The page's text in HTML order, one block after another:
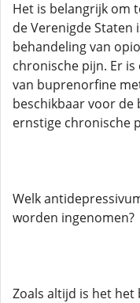
Het is belangrijk om
de Verenigde Staten
behandeling van
chronische pijn. Er
van buprenorfine
beschikbaar voor
ernstige chronische
Welk
worden ingenomen?
Zoals altijd is het